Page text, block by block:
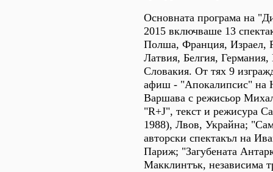
Основната програма на
2015 включваше 13
Полша, Франция, Израел,
Латвия, Белгия,
Словакия. От тях 9
афиш - "Апокалипсис" на
Варшава с режисьор
"R+J", текст и режисура
1988), Лвов, Украйна;
авторски спектакъл на
Париж; "Загубената
Макклинтък, независима